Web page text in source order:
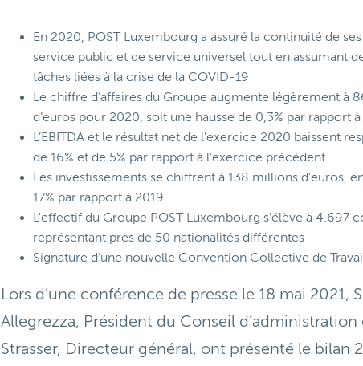
En 2020, POST Luxembourg a assuré la continuité de
service public et de service universel tout en assumant
tâches liées à la crise de la COVID-19
Le chiffre d’affaires du Groupe augmente légèrement à
d’euros pour 2020, soit une hausse de 0,3% par rapport
L’EBITDA et le résultat net de l'exercice 2020 baissent
de 16% et de 5% par rapport à l'exercice précédent
Les investissements se chiffrent à 138 millions d’euros,
17% par rapport à 2019
L'effectif du Groupe POST Luxembourg s'élève à 4.697
représentant près de 50 nationalités différentes
Signature d’une nouvelle Convention Collective de
Lors d’une conférence de presse le 18 mai 2021,
Allegrezza, Président du Conseil d’administration
Strasser, Directeur général, ont présenté le bilan